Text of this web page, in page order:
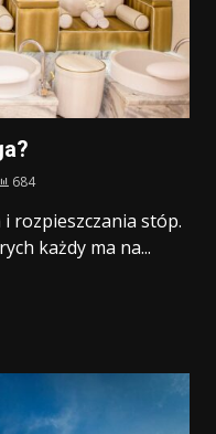
684
rozpieszczania stóp.
każdy ma na...